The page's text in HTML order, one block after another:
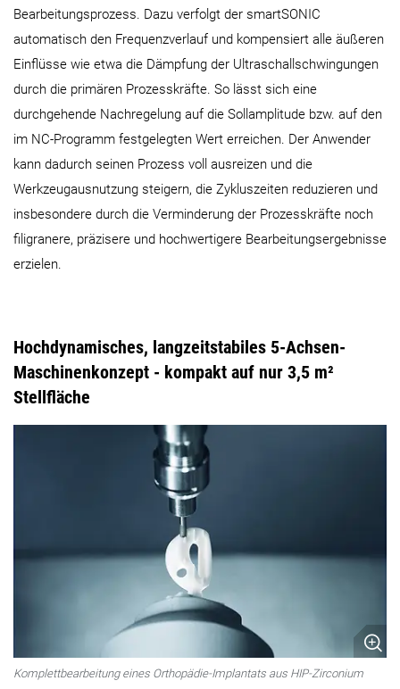
Bearbeitungsprozess. Dazu verfolgt der smartSONIC
automatisch den Frequenzverlauf und kompensiert alle äußeren
Einflüsse wie etwa die Dämpfung der Ultraschallschwingungen
durch die primären Prozesskräfte. So lässt sich eine
durchgehende Nachregelung auf die Sollamplitude bzw. auf den
im NC-Programm festgelegten Wert erreichen. Der Anwender
kann dadurch seinen Prozess voll ausreizen und die
Werkzeugausnutzung steigern, die Zykluszeiten reduzieren und
insbesondere durch die Verminderung der Prozesskräfte noch
filigranere, präzisere und hochwertigere Bearbeitungsergebnisse
erzielen.
Hochdynamisches, langzeitstabiles 5-Achsen-
Maschinenkonzept - kompakt auf nur 3,5 m²
Stellfläche
Komplettbearbeitung eines Orthopädie-Implantats aus HIP-Zirconium